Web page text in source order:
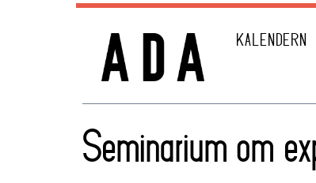
KALENDERN
Seminarium om